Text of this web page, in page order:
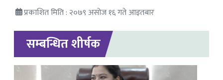
प्रकाशित मिति : २०७९ असोज १६ गते आइतबार
सम्बन्धित शीर्षक